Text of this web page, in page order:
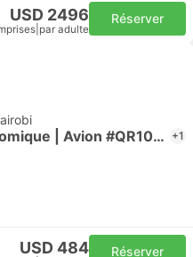
USD 2496
par adulte
Réserver
Classe économique | Avion #QR1035 +1
USD 484 Réserver